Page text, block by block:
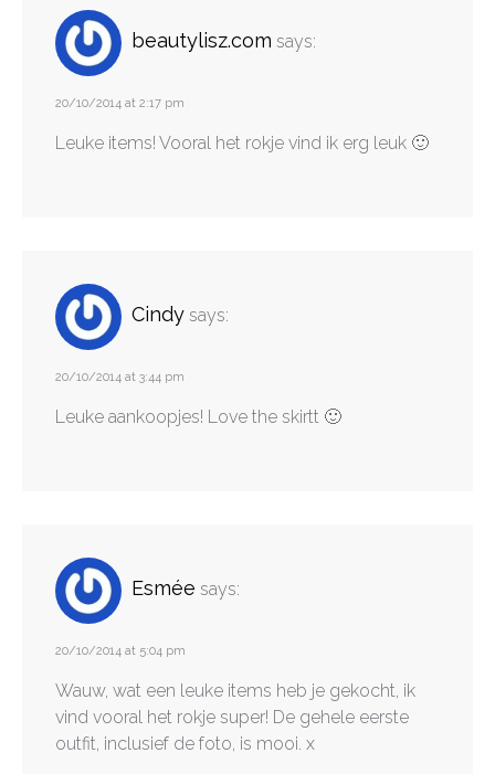
beautylisz.com says:
20/10/2014 at 2:17 pm
Leuke items! Vooral het rokje vind ik erg leuk 🙂
Cindy says:
20/10/2014 at 3:44 pm
Leuke aankoopjes! Love the skirtt 🙂
Esmée says:
20/10/2014 at 5:04 pm
Wauw, wat een leuke items heb je gekocht, ik
vind vooral het rokje super! De gehele eerste
outfit, inclusief de foto, is mooi. x